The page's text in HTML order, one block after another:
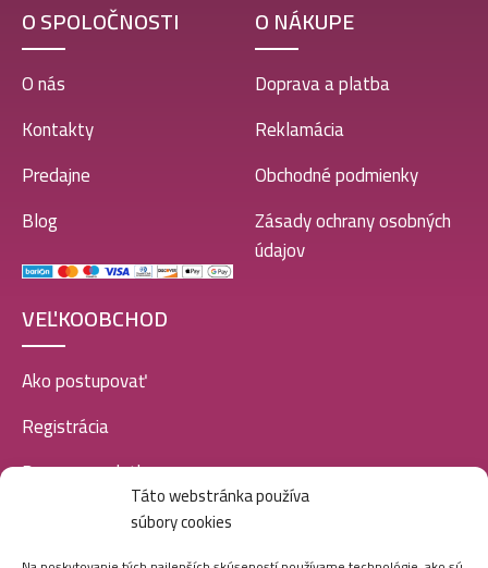
Táto webstránka používa
súbory cookies
O SPOLOČNOSTI
O nás
Kontakty
Predajne
Blog
O NÁKUPE
Doprava a platba
Reklamácia
Obchodné podmienky
Zásady ochrany osobných
údajov
VEĽKOOBCHOD
Ako postupovať
Registrácia
Doprava a platba
SOCIÁLNE SIETE